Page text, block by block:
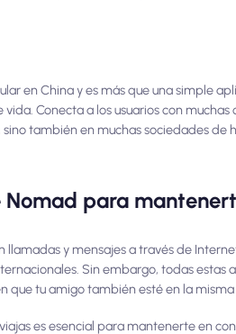
en China y es más que una simple
vida. Conecta a los usuarios con
también en muchas sociedades
Nomad para
y mensajes a través de
Sin embargo, todas estas
que tu amigo también esté en la
es esencial para mantenerte en